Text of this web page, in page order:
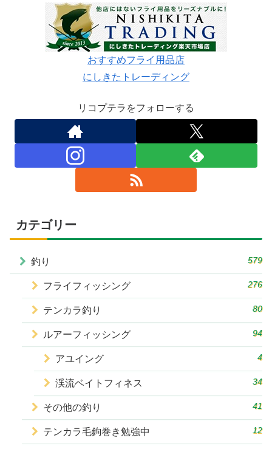
おすすめフライ用品店
にしきたトレーディング
リコプテラをフォローする
カテゴリー
釣り 579
フライフィッシング 276
テンカラ釣り 80
ルアーフィッシング 94
アユイング 4
渓流ベイトフィネス 34
その他の釣り 41
テンカラ毛鉤巻き勉強中 12